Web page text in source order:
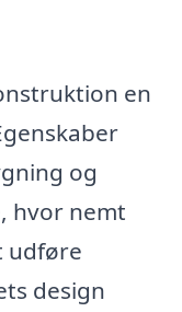
en
og
hvor nemt
udføre
design